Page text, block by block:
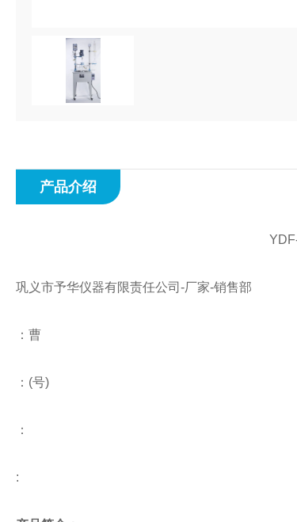
产品介绍
巩义市予华仪器有限责任公司 -厂家-销售部
：曹
： (号)
：
: